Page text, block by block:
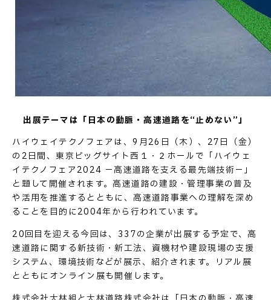
出展テーマは「日本の動脈・高速道路を“止めない”」
ハイウェイテクノフェアは、9月26日（木）、27日（金）
の2日間、東京ビッグサイト西１・２ホールで「ハイウェ
イテクノフェア2024 －高速道路を支える最先端技術－」
と題して開催されます。高速道路の建設・管理事業の普及
や活用を推進するとともに、高速道路事業への理解を深め
ることを目的に2004年から行われています。
20回目を迎える今回は、337の企業が出展する予定で、高
速道路に関する新技術・新工法、資機材や建設現場の支援
システム、環境技術などが展示、紹介されます。リアル展
とともにオンライン展も開催します。